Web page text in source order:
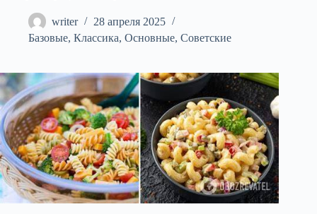
writer
28 апреля 2025
Базовые, Классика, Основные, Советские